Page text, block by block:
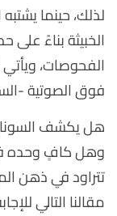
لذلك، حينما
الخبيثة بناءً
الفحوصات، ويأتي
فوق الصوتية -
هل يكشف
وهل كافٍ وحده في
تتراود في ذهن
مقالنا التالي